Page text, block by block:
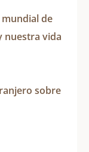
mundial de
nuestra vida
sobre